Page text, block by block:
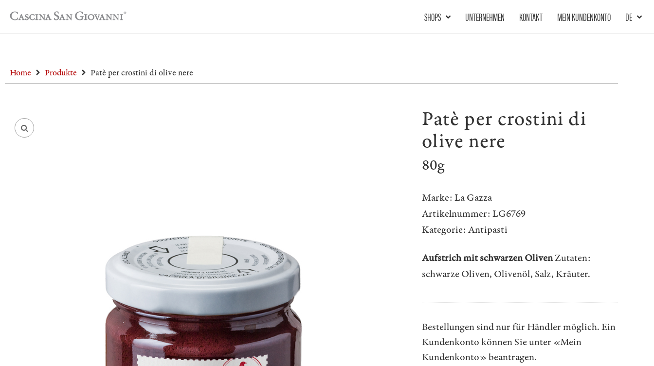
SHOPS UNTERNEHMEN KONTAKT MEIN KUNDENKONTO DE
Home Produkte Patè per crostini di olive nere
Patè per crostini di
olive nere
80g
Marke: La Gazza
Artikelnummer: LG6769
Kategorie: Antipasti
Aufstrich mit schwarzen OlivenZutaten:
schwarze Oliven, Olivenöl, Salz, Kräuter.
Bestellungen sind nur für Händler möglich. Ein
Kundenkonto können Sie unter «Mein
Kundenkonto»beantragen.